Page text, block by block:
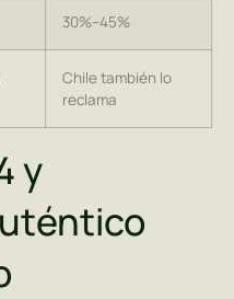
30%–45%
Chile también lo
reclama
y